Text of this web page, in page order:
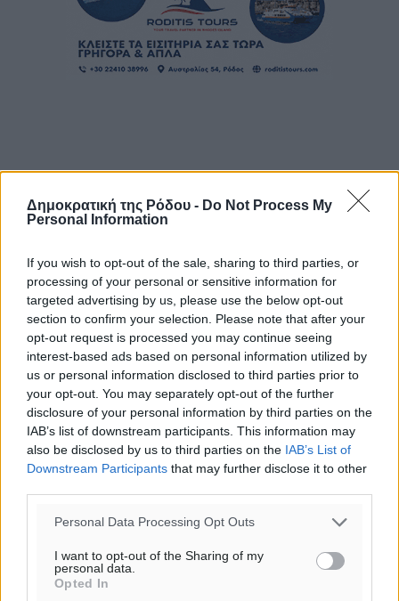
Δημοκρατική της Ρόδου - Do Not Process My
Personal Information
If you wish to opt-out of the sale, sharing to third parties, or
processing of your personal or sensitive information for
targeted advertising by us, please use the below opt-out
section to confirm your selection. Please note that after your
opt-out request is processed you may continue seeing
interest-based ads based on personal information utilized by
us or personal information disclosed to third parties prior to
your opt-out. You may separately opt-out of the further
disclosure of your personal information by third parties on the
IAB’s list of downstream participants. This information may
also be disclosed by us to third parties on the IAB’s List of
Downstream Participants that may further disclose it to other
Personal Data Processing Opt Outs
I want to opt-out of the Sharing of my
personal data.
Opted In
Ροή ειδήσεων
Τριήμερο εξόδου: Πάνω από 129.000 επιβάτες